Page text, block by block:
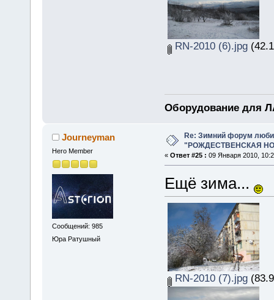
RN-2010 (6).jpg
Оборудование для
Journeyman
Hero Member
Сообщений: 985
Юра Ратушный
Re: Зимний форум
"РОЖДЕСТВЕНСКАЯ
« Ответ #25 : 09 Января 2010,
Ещё зима...
RN-2010 (7).jpg